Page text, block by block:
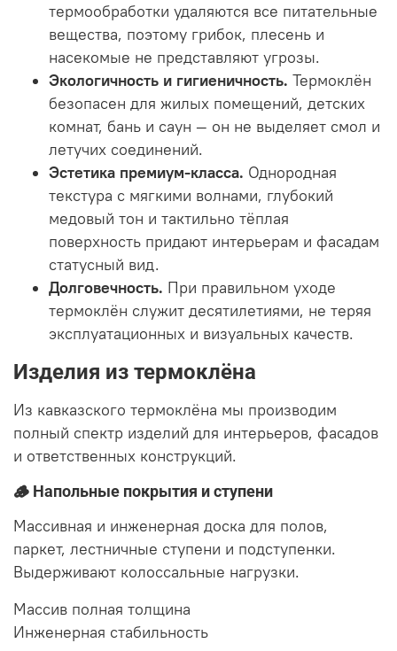
термообработки удаляются все питательные
вещества, поэтому грибок, плесень и
насекомые не представляют угрозы.
Экологичность и гигиеничность. Термоклён
безопасен для жилых помещений, детских
комнат, бань и саун — он не выделяет смол и
летучих соединений.
Эстетика премиум-класса. Однородная
текстура с мягкими волнами, глубокий
медовый тон и тактильно тёплая
поверхность придают интерьерам и фасадам
статусный вид.
Долговечность. При правильном уходе
термоклён служит десятилетиями, не теряя
эксплуатационных и визуальных качеств.
Изделия из термоклёна
Из кавказского термоклёна мы производим
полный спектр изделий для интерьеров, фасадов
и ответственных конструкций.
🪵 Напольные покрытия и ступени
Массивная и инженерная доска для полов,
паркет, лестничные ступени и подступенки.
Выдерживают колоссальные нагрузки.
Массив полная толщина
Инженерная стабильность